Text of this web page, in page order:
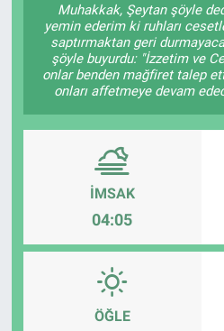
Muhakkak, Şeytan şöyle
yemin ederim ki ruhları
saptırmaktan geri
şöyle buyurdu: "İzzetim ve
onlar benden mağfiret talep
onları affetmeye devam
İMSAK
04:05
ÖĞLE